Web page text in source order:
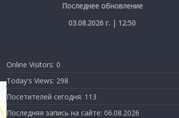
Последнее обновление
03.08.2026 г. | 12:50
Online Visitors: 0
Today's Views: 298
Посетителей сегодня: 113
Последняя запись на сайте: 06.08.2026